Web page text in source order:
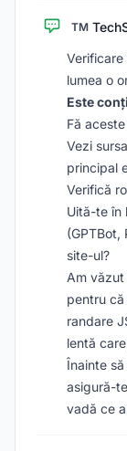
TM
lumea o
Este
Fă
Vezi
principal
Verifică
Uită-te în
(GPTBot,
site-ul?
Am
pentru
randare
lentă
Înainte
asigură-
vadă ce